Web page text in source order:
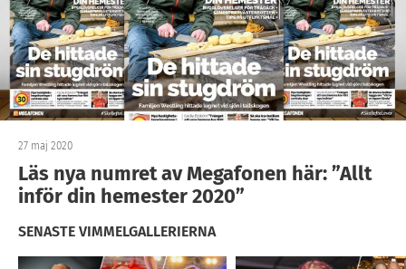
27 maj 2020
Läs nya numret av Megafonen här: ”Allt
inför din hemester 2020”
SENASTE VIMMELGALLERIERNA